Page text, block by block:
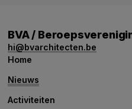
BVA /
hi@bvarchitecten.be
Home
Nieuws
Activiteiten